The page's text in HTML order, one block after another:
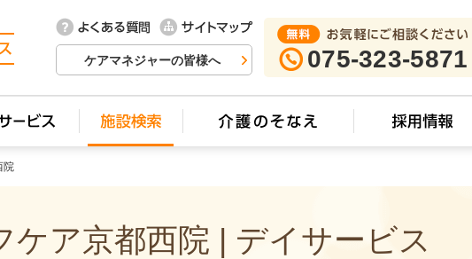
ケアマネジャーの皆様へ 075-323-5871
院
ケア京都西院 | デイサービス